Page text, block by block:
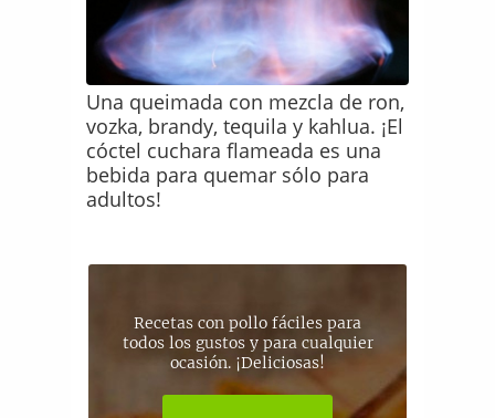
Una queimada con mezcla de ron,
vozka, brandy, tequila y kahlua. ¡El
cóctel cuchara flameada es una
bebida para quemar sólo para
adultos!
Recetas con pollo fáciles para
todos los gustos y para cualquier
ocasión. ¡Deliciosas!